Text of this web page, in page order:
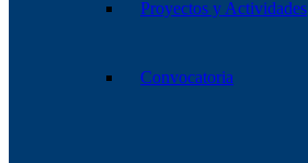
Proyectos y Actividades
Convocatoria